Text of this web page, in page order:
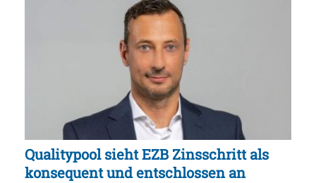
Qualitypool sieht EZB Zinsschritt als
konsequent und entschlossen an